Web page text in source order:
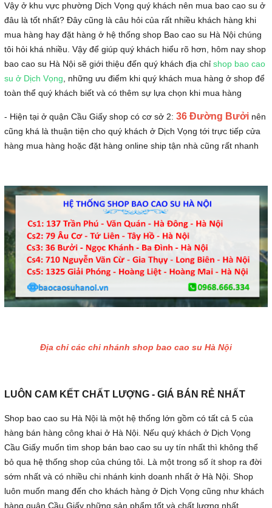
Vậy ở khu vực phường Dịch Vọng quý khách nên mua bao cao su ở
đâu là tốt nhất? Đây cũng là câu hỏi của rất nhiều khách hàng khi
mua hàng hay đặt hàng ở hệ thống shop Bao cao su Hà Nội chúng
tôi hỏi khá nhiều. Vậy để giúp quý khách hiểu rõ hơn, hôm nay shop
bao cao su Hà Nội sẽ giới thiệu đến quý khách địa chỉ shop bao cao
su ở Dịch Vọng , những ưu điểm khi quý khách mua hàng ở shop để
toàn thể quý khách biết và có thêm sự lựa chọn khi mua hàng
- Hiện tại ở quận Cầu Giấy shop có cơ sở 2: 36 Đường Bưởi nên
cũng khá là thuận tiện cho quý khách ở Dịch Vọng tới trực tiếp cửa
hàng mua hàng hoặc đặt hàng online ship tận nhà cũng rất nhanh
Địa chỉ các chi nhánh shop bao cao su Hà Nội
LUÔN CAM KẾT CHẤT LƯỢNG - GIÁ BÁN RẺ NHẤT
Shop bao cao su Hà Nội là một hệ thống lớn gồm có tất cả 5 của
hàng bán hàng công khai ở Hà Nội. Nếu quý khách ở Dịch Vọng
Cầu Giấy muốn tìm shop bán bao cao su uy tín nhất thì không thể
bỏ qua hệ thống shop của chúng tôi. Là một trong số ít shop ra đời
sớm nhất và có nhiều chi nhánh kinh doanh nhất ở Hà Nội. Shop
luôn muốn mang đến cho khách hàng ở Dịch Vọng cũng như khách
hàng quận Cầu Giấy những sản phẩm tốt và chất lượng nhất